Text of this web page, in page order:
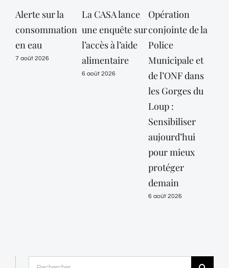
Alerte sur la
consommation
en eau
7 août 2026
La CASA lance
une enquête sur
l’accès à l’aide
alimentaire
6 août 2026
Opération
conjointe de la
Police
Municipale et
de l’ONF dans
les Gorges du
Loup :
Sensibiliser
aujourd’hui
pour mieux
protéger
demain
6 août 2026